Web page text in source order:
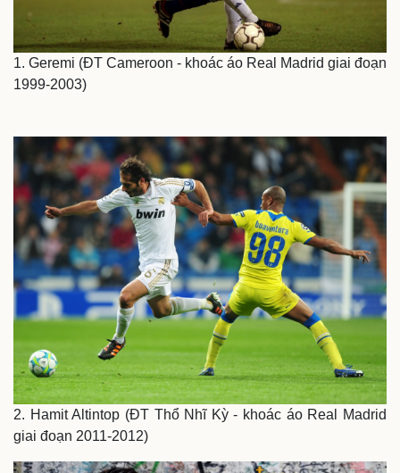
Thế giới
Quan sát
Cuộc sống đó đây
Hồ sơ
Multimedia
Video
Ảnh
E-Magazine
Infographic
1. Geremi (ĐT Cameroon - khoác áo Real Madrid giai đoạn
1999-2003)
2. Hamit Altintop (ĐT Thổ Nhĩ Kỳ - khoác áo Real Madrid
giai đoạn 2011-2012)